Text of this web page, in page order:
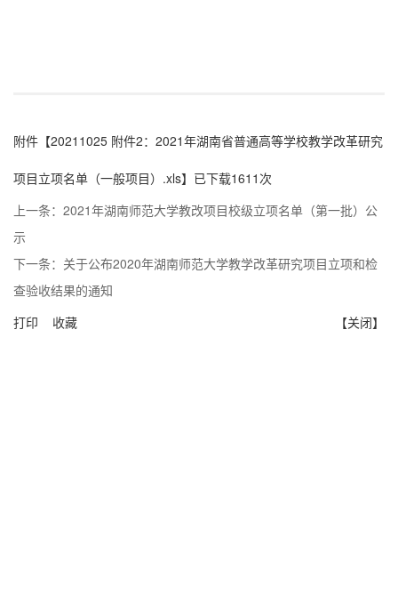
附件【20211025 附件2：2021年湖南省普通高等学校教学改革研究
项目立项名单（一般项目）.xls】已下载1611 次
上一条： 2021年湖南师范大学教改项目校级立项名单（第一批）公
示
下一条： 关于公布2020年湖南师范大学教学改革研究项目立项和检
查验收结果的通知
【关闭】
打印 收藏